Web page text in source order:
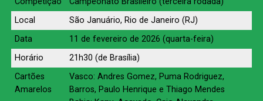
Local
São Januário, Rio de Janeiro (RJ)
Data
11 de fevereiro de 2026 (quarta-feira)
Horário
21h30 (de Brasília)
Cartões
Amarelos
Vasco: Andres Gomez, Puma Rodriguez,
Barros, Paulo Henrique e Thiago Mendes